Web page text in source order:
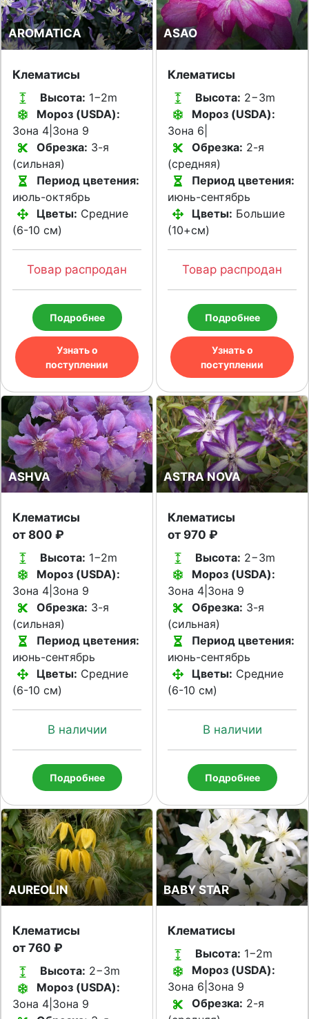
AROMATICA
Клематисы
Высота: 1−2m
Мороз (USDA):
Зона 4|Зона 9
Обрезка: 3-я
(сильная)
Период цветения:
июль-октябрь
Цветы: Средние
(6-10 см)
Товар распродан
Подробнее
Узнать о
поступлении
ASAO
Клематисы
Высота: 2−3m
Мороз (USDA):
Зона 6|
Обрезка: 2-я
(средняя)
Период цветения:
июнь-сентябрь
Цветы: Большие
(10+см)
Товар распродан
Подробнее
Узнать о
поступлении
ASHVA
Клематисы
от 800 ₽
Высота: 1−2m
Мороз (USDA):
Зона 4|Зона 9
Обрезка: 3-я
(сильная)
Период цветения:
июнь-сентябрь
Цветы: Средние
(6-10 см)
В наличии
Подробнее
ASTRA NOVA
Клематисы
от 970 ₽
Высота: 2−3m
Мороз (USDA):
Зона 4|Зона 9
Обрезка: 3-я
(сильная)
Период цветения:
июнь-сентябрь
Цветы: Средние
(6-10 см)
В наличии
Подробнее
AUREOLIN
Клематисы
от 760 ₽
Высота: 2−3m
Мороз (USDA):
Зона 4|Зона 9
BABY STAR
Клематисы
Высота: 1−2m
Мороз (USDA):
Зона 6|Зона 9
Обрезка: 2-я